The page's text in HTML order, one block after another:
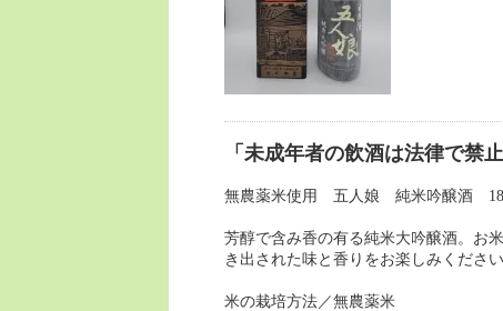
「未成年者の飲酒は法律で禁
無農薬米使用 五人娘 純米吟醸酒
芳醇で含み香の有る純米大吟醸酒。お
き出された味と香りをお楽しみください
米の栽培方法／無農薬米